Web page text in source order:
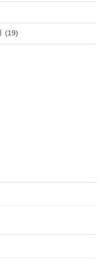
(19)